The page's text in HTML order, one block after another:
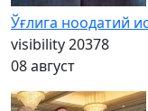
Ўғлига ноодатий
visibility20378
08 август